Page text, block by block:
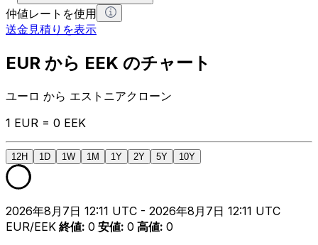
仲値レートを使用
送金見積りを表示
EUR から EEK のチャート
ユーロ から エストニアクローン
1 EUR = 0 EEK
12H 1D 1W 1M 1Y 2Y 5Y 10Y
2026年8月7日 12:11 UTC - 2026年8月7日 12:11 UTC
EUR/EEK 終値: 0 安値: 0 高値: 0